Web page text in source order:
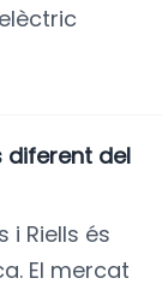
diferent del
i Riells és
El mercat